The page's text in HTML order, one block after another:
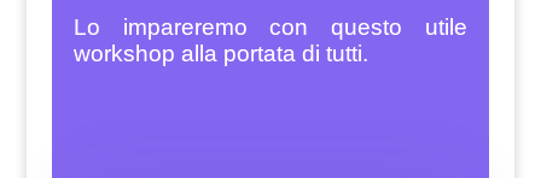
Lo impareremo con questo utile
workshop alla portata di tutti.